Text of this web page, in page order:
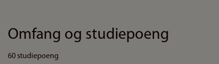
Omfang og studiepoeng
60 studiepoeng